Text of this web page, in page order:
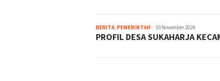
BERITA, PEMERINTAH Admin
19 November 2024
PROFIL DESA SUKAHARJA